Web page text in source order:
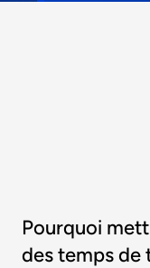
Pourquoi
des temps de